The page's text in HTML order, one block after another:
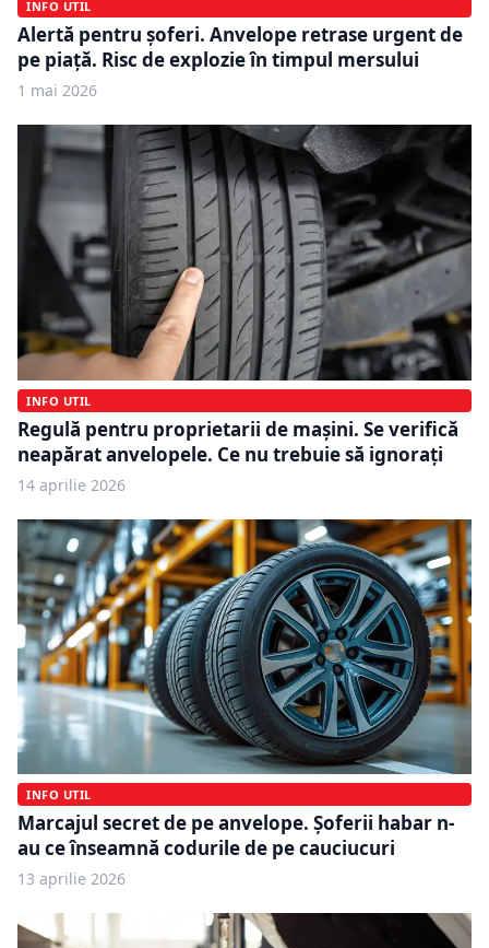
INFO UTIL
Alertă pentru șoferi. Anvelope retrase urgent de
pe piață. Risc de explozie în timpul mersului
1 mai 2026
INFO UTIL
Regulă pentru proprietarii de mașini. Se verifică
neapărat anvelopele. Ce nu trebuie să ignorați
14 aprilie 2026
INFO UTIL
Marcajul secret de pe anvelope. Șoferii habar n-
au ce înseamnă codurile de pe cauciucuri
13 aprilie 2026